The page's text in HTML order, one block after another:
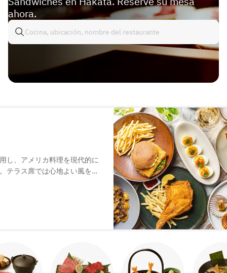
ahora.
し、アメリカ料理を現代的に
テラス席では心地よい風を感